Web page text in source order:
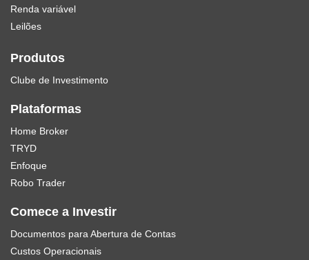
Renda variável
Leilões
Produtos
Clube de Investimento
Plataformas
Home Broker
TRYD
Enfoque
Robo Trader
Comece a Investir
Documentos para Abertura de Contas
Custos Operacionais